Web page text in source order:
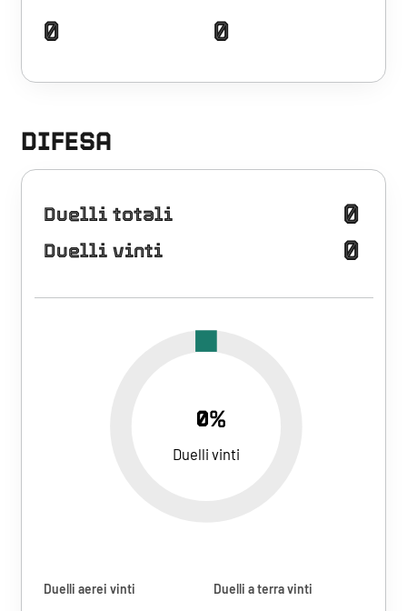
0 0
DIFESA
Duelli totali 0
Duelli vinti 0
0%
Duelli vinti
Duelli aerei vinti Duelli a terra vinti